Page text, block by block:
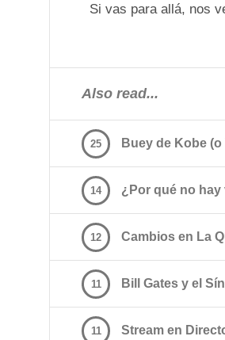
Si vas para allá, nos
Also read...
Buey de Kobe (o
25
¿Por qué no
14
Cambios en La
12
Bill Gates y el
11
Stream en
11